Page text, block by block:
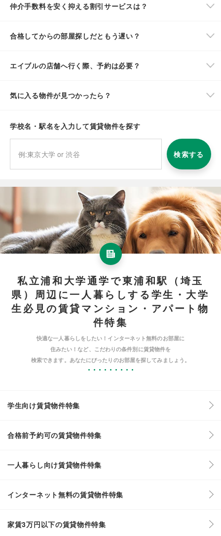
仲介手数料を安く抑える割引サービスは？
合格してからの部屋探しだともう遅い？
エイブルの店舗へ行く際、予約は必要？
気に入る物件が見つかったら？
学校名・駅名を入力して賃貸物件を探す
検索する
私立浦和大学通学で東浦和駅（埼玉
県）周辺に一人暮らしする学生・大学
生必見の賃貸マンション・アパート物
件特集
快適な一人暮らしをしたい！インターネット無料のお部屋に
住みたい！など、こだわりの条件別に賃貸物件を
検索できます。あなたにぴったりのお部屋を探してみましょう。
学生向け賃貸物件特集
合格前予約可の賃貸物件特集
一人暮らし向け賃貸物件特集
インターネット無料の賃貸物件特集
家賃3万円以下の賃貸物件特集